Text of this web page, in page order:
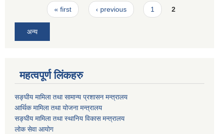
Pages« first ‹ previous 1 2
अन्य
महत्वपूर्ण लिंकहरु
सङ्घीय मामिला तथा सामान्य प्रशासन मन्त्रालय
आर्थिक मामिला तथा योजना मन्त्रालय
सङ्घीय मामिला तथा स्थानिय विकास मन्त्रालय
लोक सेवा आयोग